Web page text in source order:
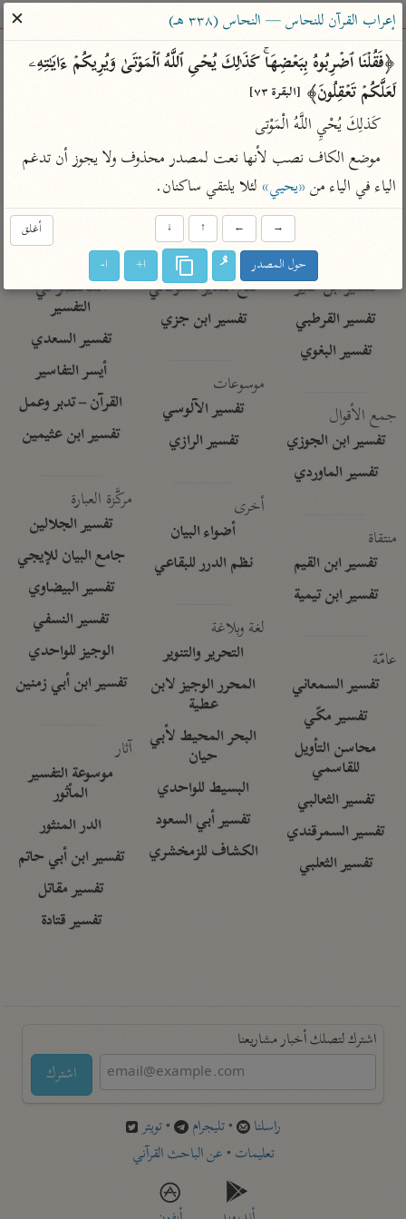
ساهم معنا في نشر القرآن والعلم الشرعي
الباحث القرآني
بحث تفسير
Type 2 or more characters for results.
Type 1 or more
characters for results.
تفسير الطبري
تفسير ابن كثير
تفسير القرطبي
تفسير البغوي
جمع الأقوال
تفسير ابن الجوزي
تفسير الماوردي
منتقاة
تفسير ابن القيم
تفسير ابن تيمية
عامّة
تفسير السمعاني
تفسير مكّي
محاسن التأويل
للقاسمي
تفسير الثعالبي
تفسير السمرقندي
تفسير الثعلبي
عامّة
فتح البيان للقنوجي
فتح القدير للشوكاني
تفسير ابن جزي
موسوعات
تفسير الآلوسي
تفسير الرازي
أخرى
أضواء البيان
نظم الدرر للبقاعي
لغة وبلاغة
التحرير والتنوير
المحرر الوجيز لابن
عطية
البحر المحيط لأبي
حيان
البسيط للواحدي
تفسير أبي السعود
الكشاف للزمخشري
الميسر
المختصر في
التفسير
تفسير السعدي
أيسر التفاسير
القرآن – تدبر وعمل
تفسير ابن عثيمين
مركَّزة العبارة
تفسير الجلالين
جامع البيان للإيجي
تفسير البيضاوي
تفسير النسفي
الوجيز للواحدي
تفسير ابن أبي زمنين
آثار
موسوعة التفسير
المأثور
الدر المنثور
تفسير ابن أبي حاتم
تفسير مقاتل
تفسير قتادة
اشترك لتصلك أخبار مشاريعنا
اشترك
راسلنا •تليجرام •تويتر
تعليمات •عن الباحث القرآني
إعراب القرآن للنحاس — النحاس (٣٣٨ هـ)
✕
لَعَلَّكُمۡ تَعۡقِلُونَ﴾ [البقرة ٧٣]
كَذلِكَ يُحْيِ اللَّهُ الْمَوْتى
الياء في الياء من «يحيي» لئلا يلتقي ساكنان.
أغلق →
←
↑
↓
حول المصدر ا+ ا-